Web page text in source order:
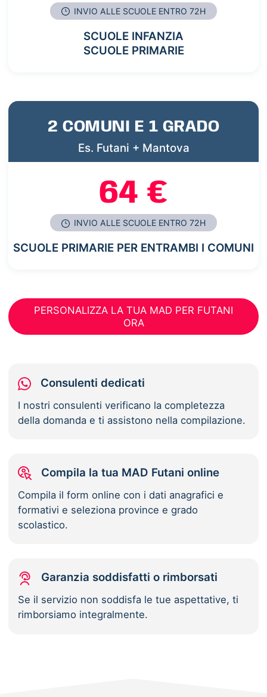
INVIO ALLE SCUOLE ENTRO 72H
SCUOLE INFANZIA
SCUOLE PRIMARIE
2 COMUNI E 1 GRADO
Es. Futani + Mantova
64 €
INVIO ALLE SCUOLE ENTRO 72H
SCUOLE PRIMARIE PER ENTRAMBI I COMUNI
PERSONALIZZA LA TUA MAD PER FUTANI
ORA
Consulenti dedicati
I nostri consulenti verificano la completezza
della domanda e ti assistono nella compilazione.
Compila la tua MAD Futani online
Compila il form online con i dati anagrafici e
formativi e seleziona province e grado
scolastico.
Garanzia soddisfatti o rimborsati
Se il servizio non soddisfa le tue aspettative, ti
rimborsiamo integralmente.